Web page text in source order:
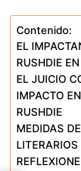
Contenido:
EL
RUSHDIE
EL JUICIO
IMPACTO
RUSHDIE
MEDIDAS
LITERARIOS